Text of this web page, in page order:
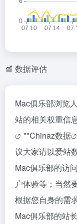
数据评估
Mac俱乐部浏览
站的相关权重信
""Chinaz数据
议大家请以爱站
Mac俱乐部的访
户体验等；当然
根据您自身的需
Mac俱乐部的站